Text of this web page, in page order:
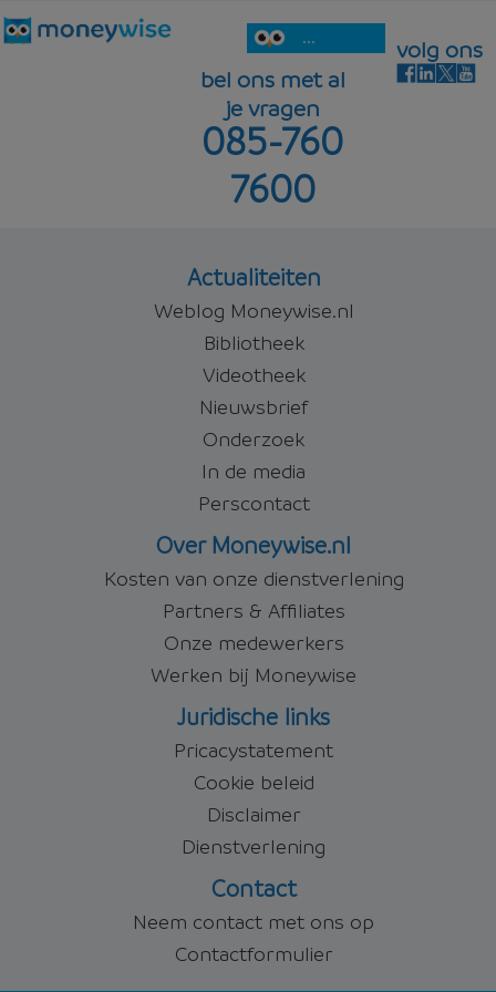
...
bel ons met al
je vragen
085-760
7600
volg ons
Actualiteiten
Weblog Moneywise.nl
Bibliotheek
Videotheek
Nieuwsbrief
Onderzoek
In de media
Perscontact
Over Moneywise.nl
Kosten van onze dienstverlening
Partners & Affiliates
Onze medewerkers
Werken bij Moneywise
Juridische links
Pricacystatement
Cookie beleid
Disclaimer
Dienstverlening
Contact
Neem contact met ons op
Contactformulier